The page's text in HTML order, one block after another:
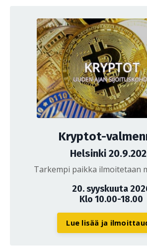
Kryptot-
Helsinki
Tarkempi paikka ilmoitetaan
20. syyskuuta
Klo 10.00-18.00
Lue lisää ja